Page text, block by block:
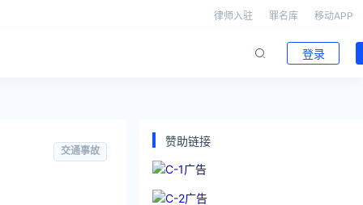
律师入驻 罪名库 移动APP
登录
交通事故
赞助链接